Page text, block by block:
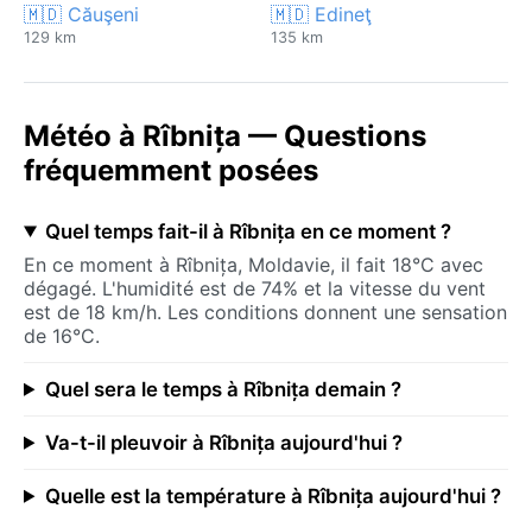
🇲🇩 Căuşeni
129 km
🇲🇩 Edineţ
135 km
Météo à Rîbnița — Questions
fréquemment posées
Quel temps fait-il à Rîbnița en ce moment ?
En ce moment à Rîbnița, Moldavie, il fait 18°C avec
dégagé. L'humidité est de 74% et la vitesse du vent
est de 18 km/h. Les conditions donnent une sensation
de 16°C.
Quel sera le temps à Rîbnița demain ?
Va-t-il pleuvoir à Rîbnița aujourd'hui ?
Quelle est la température à Rîbnița aujourd'hui ?